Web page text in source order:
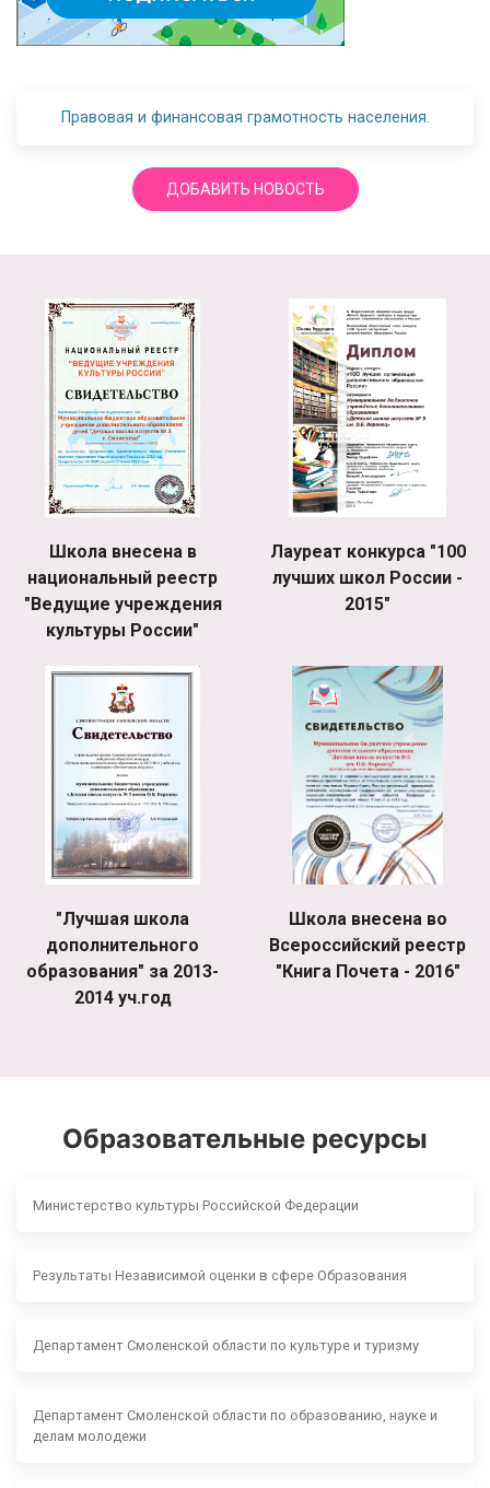
Правовая и финансовая грамотность населения.
ДОБАВИТЬ НОВОСТЬ
Школа внесена в
национальный реестр
"Ведущие учреждения
культуры России"
Лауреат конкурса "100
лучших школ России -
2015"
"Лучшая школа
дополнительного
образования" за 2013-
2014 уч.год
Школа внесена во
Всероссийский реестр
"Книга Почета - 2016"
Образовательные ресурсы
Министерство культуры Российской Федерации
Результаты Независимой оценки в сфере Образования
Департамент Смоленской области по культуре и туризму
Департамент Смоленской области по образованию, науке и
делам молодежи